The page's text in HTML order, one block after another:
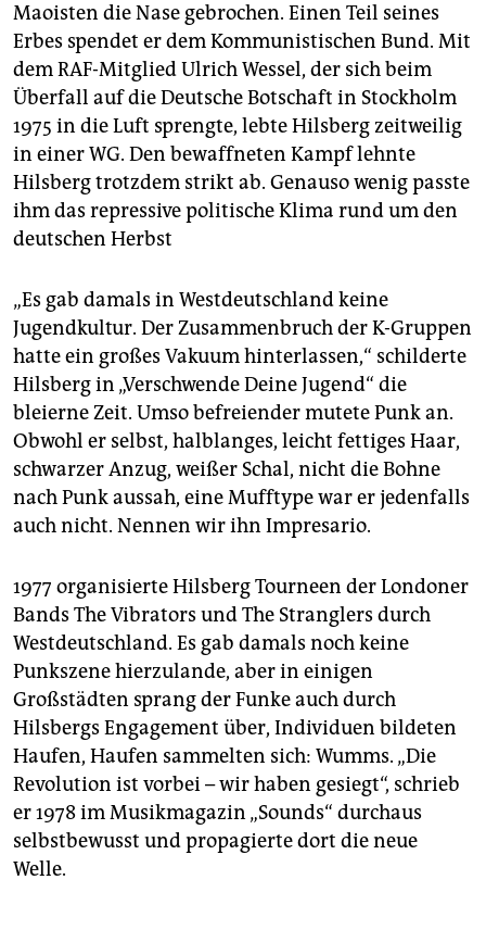
Maoisten die Nase gebrochen. Einen Teil seines
Erbes spendet er dem Kommunistischen Bund. Mit
dem RAF-Mitglied Ulrich Wessel, der sich beim
Überfall auf die Deutsche Botschaft in Stockholm
1975 in die Luft sprengte, lebte Hilsberg zeitweilig
in einer WG. Den bewaffneten Kampf lehnte
Hilsberg trotzdem strikt ab. Genauso wenig passte
ihm das repressive politische Klima rund um den
deutschen Herbst
„Es gab damals in Westdeutschland keine
Jugendkultur. Der Zusammenbruch der K-Gruppen
hatte ein großes Vakuum hinterlassen,“ schilderte
Hilsberg in „Verschwende Deine Jugend“ die
bleierne Zeit. Umso befreiender mutete Punk an.
Obwohl er selbst, halblanges, leicht fettiges Haar,
schwarzer Anzug, weißer Schal, nicht die Bohne
nach Punk aussah, eine Mufftype war er jedenfalls
auch nicht. Nennen wir ihn Impresario.
1977 organisierte Hilsberg Tourneen der Londoner
Bands The Vibrators und The Stranglers durch
Westdeutschland. Es gab damals noch keine
Punkszene hierzulande, aber in einigen
Großstädten sprang der Funke auch durch
Hilsbergs Engagement über, Individuen bildeten
Haufen, Haufen sammelten sich: Wumms. „Die
Revolution ist vorbei – wir haben gesiegt“, schrieb
er 1978 im Musikmagazin „Sounds“ durchaus
selbstbewusst und propagierte dort die neue
Welle.